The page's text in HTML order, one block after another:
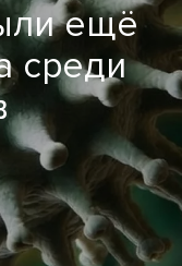
ещё
среди